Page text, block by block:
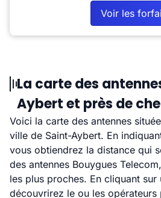
Voir les
La carte des
Aybert et près de
Voici la carte des antennes
ville de Saint-Aybert. En
vous obtiendrez la distance qui
des antennes Bouygues
les plus proches. En cliquant sur
découvrirez le ou les opérateurs